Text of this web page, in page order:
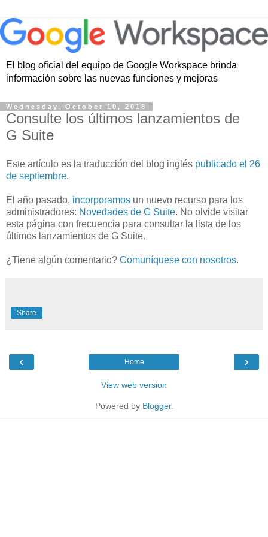
El blog oficial del equipo de Google Workspace brinda
información sobre las nuevas funciones y mejoras
Wednesday, October 10, 2018
Consulte los últimos lanzamientos de
G Suite
Este artículo es la traducción del blog inglés publicado el 26
de septiembre.
El año pasado, incorporamos un nuevo recurso para los
administradores: Novedades de G Suite. No olvide visitar
esta página con frecuencia para consultar la lista de los
últimos lanzamientos de G Suite.
¿Tiene algún comentario? Comuníquese con nosotros.
Share
‹ ›
Home
View web version
Powered by Blogger.